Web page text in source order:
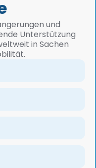
deutschen
Fällen mit Fünf-
sie
Talentbindung
dauerhaften
und
Unterstützung
in Sachen